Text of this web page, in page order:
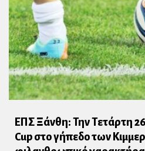
ΕΠΣ Ξάνθη: Την Τετάρτη
Cup στο γήπεδο των